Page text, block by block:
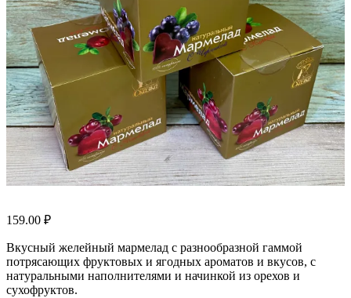
159.00 ₽
Вкусный желейный мармелад с разнообразной гаммой
потрясающих фруктовых и ягодных ароматов и вкусов, с
натуральными наполнителями и начинкой из орехов и
сухофруктов.